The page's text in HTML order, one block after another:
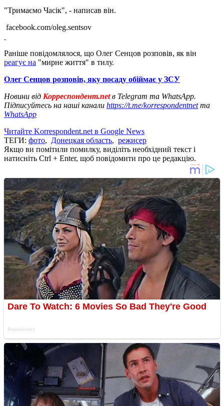
"Тримаємо Часік", - написав він.
facebook.com/oleg.sentsov
Раніше повідомлялося, що Олег Сенцов розповів, як він
реагує на "мирне життя" в тилу.
Олег Сенцов розповів, яку посаду обіймає у ЗСУ
Новини від Корреспондент.netв Telegram та WhatsApp.
Підписуйтесь на наші канали https://t.me/korrespondentnetта
WhatsApp
Читайте Korrespondent.net в Google News
ТЕГИ: фото, Донецкая область, режисер
Якщо ви помітили помилку, виділіть необхідний текст і
натисніть Ctrl + Enter, щоб повідомити про це редакцію.